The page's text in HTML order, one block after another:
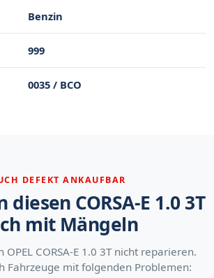
Benzin
999
0035 / BCO
DEFEKT ANKAUFBAR
CORSA-E 1.0 3T
mit Mängeln
OPEL CORSA-E 1.0 3T nicht reparieren.
Fahrzeuge mit folgenden Problemen: